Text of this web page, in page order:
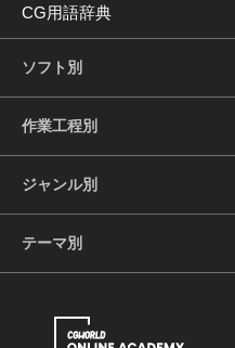
CG用語辞典
ソフト別
作業工程別
ジャンル別
テーマ別